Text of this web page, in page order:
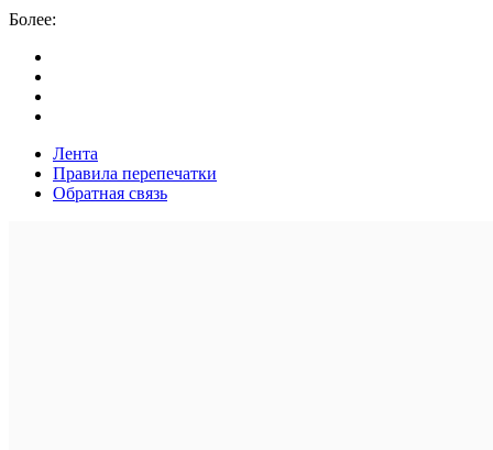
Более:
Лента
Правила перепечатки
Обратная связь